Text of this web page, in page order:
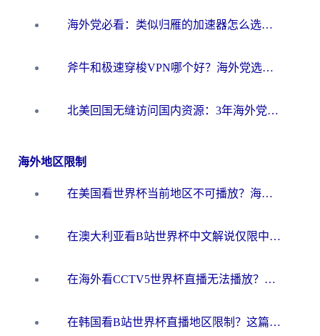
海外党必看：类似归雁的加速器怎么选？一篇搞定无缝访问国内资源
斧牛和极速穿梭VPN哪个好？海外党选回国加速器必看的真实对比与避坑指南
北美回国无缝访问国内资源：3年海外党亲测的加速器选择指南
海外地区限制
在美国看世界杯当前地区不可播放？海外党体育观赛终极指南来了！
在澳大利亚看B站世界杯中文解说仅限中国大陆？这篇指南帮你打破限制看遍赛事
在海外看CCTV5世界杯直播无法播放？这篇指南让你和国内球迷同步呐喊
在韩国看B站世界杯直播地区限制？这篇指南让你告别“当前地区不可播放”